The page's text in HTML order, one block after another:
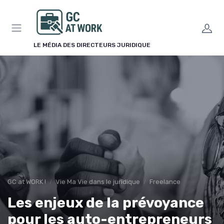
LE MÉDIA DES DIRECTEURS JURIDIQUE
GC at WORK ! Vie Ma Vie dans le juridique Freelance
Les enjeux de la prévoyance
pour les auto-entrepreneurs